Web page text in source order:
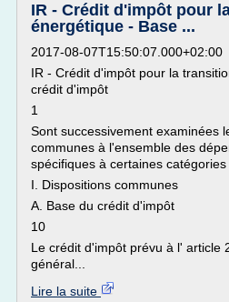
IR - Crédit d'impôt pour
énergétique - Base ...
2017-08-07T15:50:07.000+02:00
IR - Crédit d'impôt pour la
crédit d'impôt
1
Sont successivement examinées
communes à l'ensemble des
spécifiques à certaines catégories
I. Dispositions communes
A. Base du crédit d'impôt
10
Le crédit d'impôt prévu à l' article
général...
Lire la suite